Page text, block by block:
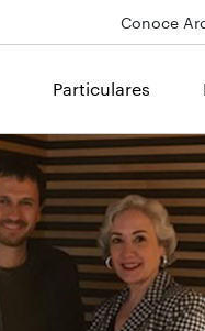
Conoce
Particulares